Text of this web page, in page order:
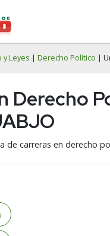
y Leyes | Derecho Político |
Derecho
de carreras en derecho